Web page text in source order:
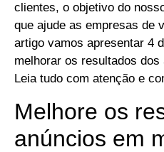
clientes, o objetivo do
que ajude as empresas de
artigo vamos apresentar 4
melhorar os resultados
Leia tudo com atenção e
Melhore os
anúncios em